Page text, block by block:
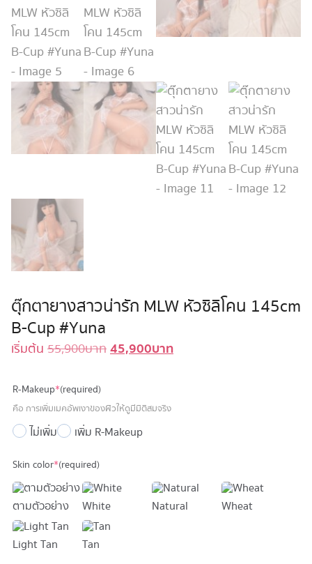
ตุ๊กตายางสาวน่ารัก MLW หัวซิลิโคน 145cm
B-Cup #Yuna
เริ่มต้น 55,900บาทOriginal
55,900 บาท.
45,900บาทCurrent
R-Makeup*(required)
คือ การเพิ่มเมคอัพเงาของผิวให้ดูมีมิติสมจริง
ไม่เพิ่ม เพิ่ม R-Makeup
Skin color*(required)
ตามตัวอย่าง White Natural Wheat
Light Tan Tan